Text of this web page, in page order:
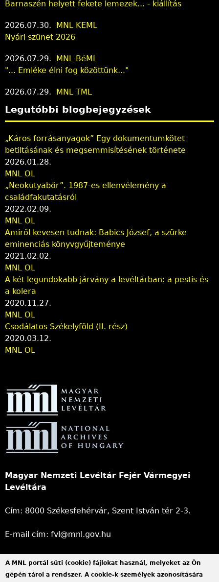
Barnaszén helyett fekete lemezek... - kiállítás
2026.07.30.
MNL KEML
Nyári szünet 2026
2026.07.29.
MNL BéML
"... Emléke élni fog közöttünk..."
2026.07.29. MNL TML
Legutóbbi blogbejegyzések
„Káros forrásanyagok” Egy dokumentumkötet
betiltásának és megsemmisítésének története
2026.01.28.
MNL OL
„Neokutyabőr”. 1987-es ellenvélemény a
családfakutatásról
2022.02.09.
MNL OL
Amiről kevesen tudnak: Babics József, a szürke
eminenciás könyvgyűjteménye
2021.02.02.
MNL OL
A két legundokabb járvány a levéltárban: a pestis és
a kolera
2020.11.27.
MNL OL
Csodálatos Székelyföld (II. rész)
2020.03.12.
MNL OL
Magyar Nemzeti Levéltár Fejér Vármegyei
Levéltára
Cím: 8000 Székesfehérvár, Szent István tér 2-3.
E-mail cím: fvl@mnl.gov.hu
A MNL portál süti (cookie) fájlokat használ, melyeket az Ön
gépén tárol a rendszer. A cookie-k személyek azonosítására